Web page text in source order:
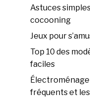
Astuces
cocooning
Jeux pour
Top 10 des
faciles
fréquents et